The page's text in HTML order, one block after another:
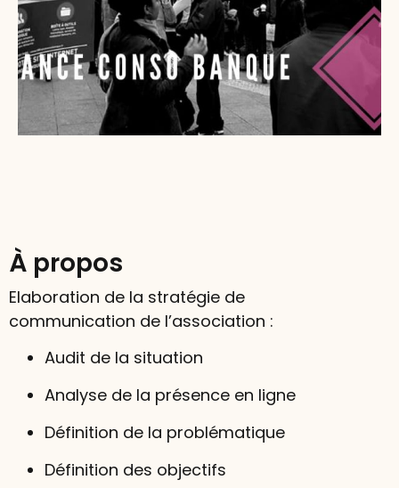
À propos
Elaboration de la stratégie de
communication de l’association :
Audit de la situation
Analyse de la présence en ligne
Définition de la problématique
Définition des objectifs